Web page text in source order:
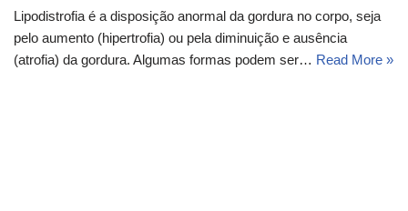
Lipodistrofia é a disposição anormal da gordura no corpo, seja
pelo aumento (hipertrofia) ou pela diminuição e ausência
(atrofia) da gordura. Algumas formas podem ser… Read More »